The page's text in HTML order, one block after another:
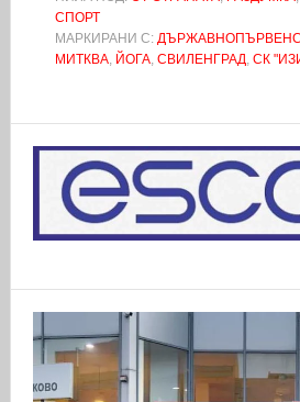
СПОРТ
МАРКИРАНИ С:
МИТКВА, ЙОГА, СВИЛЕНГРАД, СК